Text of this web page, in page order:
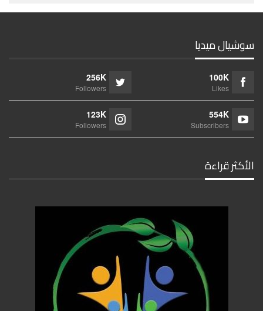
سوشيال ميديا
100K
Likes
256K
Followers
554K
Subscribers
123K
Followers
الأكثر قراءة